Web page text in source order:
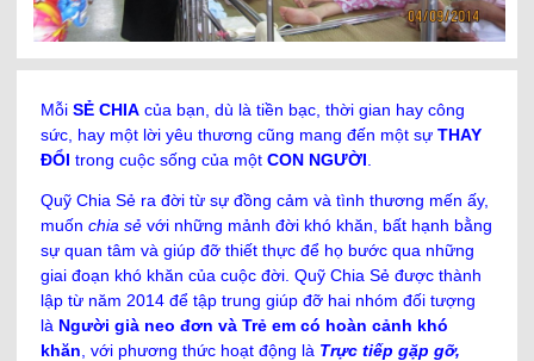
MỗiSẺ CHIA của bạn, dù là tiền bạc, thời gian hay công
sức, hay một lời yêu thương cũng mang đến một sựTHAY
ĐỔI trong cuộc sống của mộtCON NGƯỜI
Quỹ Chia Sẻ ra đời từ sự đồng cảm và tình thương mến ấy,
muốnchia sẻ với những mảnh đời khó khăn, bất hạnh bằng
sự quan tâm và giúp đỡ thiết thực để họ bước qua những
giai đoạn khó khăn của cuộc đời. Quỹ Chia Sẻ được thành
lập từ năm 2014 để tập trung giúp đỡ hai nhóm đối tượng
là Người già neo đơn và Trẻ em có hoàn cảnh khó
khăn , với phương thức hoạt động là Trực tiếp gặp gỡ,